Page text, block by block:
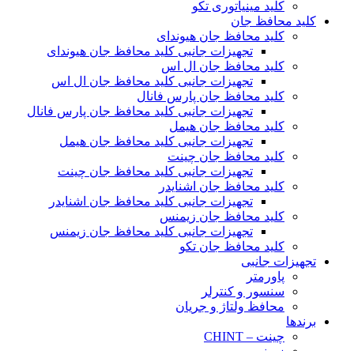
کلید مینیاتوری تکو
کلید محافظ جان
کلید محافظ جان هیوندای
تجهیزات جانبی کلید محافظ جان هیوندای
کلید محافظ جان ال اس
تجهیزات جانبی کلید محافظ جان ال اس
کلید محافظ جان پارس فانال
تجهیزات جانبی کلید محافظ جان پارس فانال
کلید محافظ جان هیمل
تجهیزات جانبی کلید محافظ جان هیمل
کلید محافظ جان چینت
تجهیزات جانبی کلید محافظ جان چینت
کلید محافظ جان اشنایدر
تجهیزات جانبی کلید محافظ جان اشنایدر
کلید محافظ جان زیمنس
تجهیزات جانبی کلید محافظ جان زیمنس
کلید محافظ جان تکو
تجهیزات جانبی
پاورمتر
سنسور و کنترلر
محافظ ولتاژ و‌ جریان
برندها
چینت – CHINT